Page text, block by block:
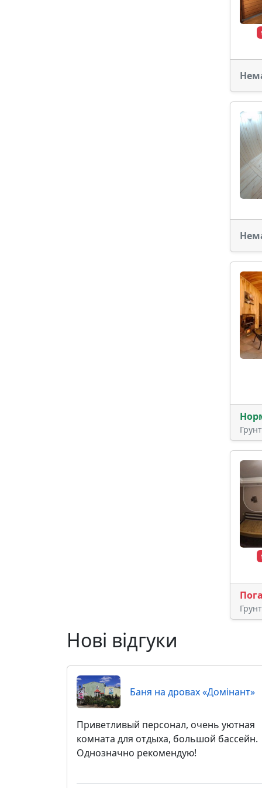
Нові відгуки
Баня на дровах «Домiнант»
Приветливый персонал, очень уютная
комната для отдыха, большой бассейн.
Однозначно рекомендую!